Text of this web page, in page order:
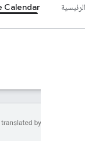
Calendar